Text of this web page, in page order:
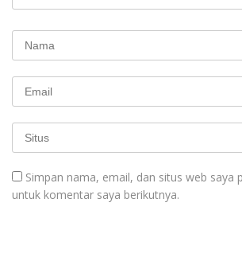
Simpan nama, email, dan situs web saya
untuk komentar saya berikutnya.